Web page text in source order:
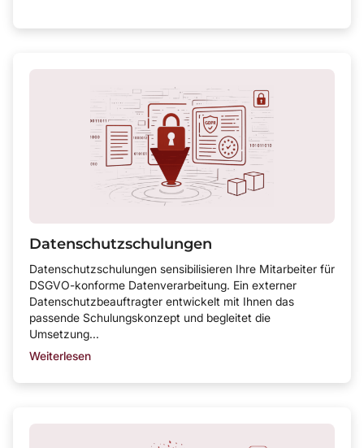
Datenschutzschulungen
Datenschutzschulungen sensibilisieren Ihre Mitarbeiter für
DSGVO-konforme Datenverarbeitung. Ein externer
Datenschutzbeauftragter entwickelt mit Ihnen das
passende Schulungskonzept und begleitet die
Umsetzung...
Weiterlesen